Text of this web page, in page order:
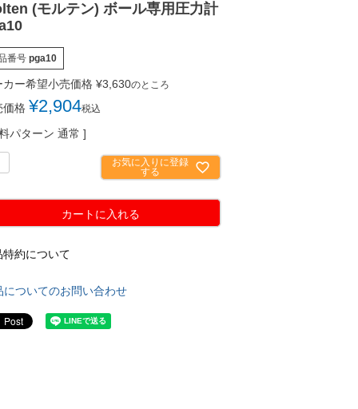
(モルテン) ボール専用圧力計
番号 pga10
カー希望小売価格 ¥3,630のところ
価格 ¥2,904税込
パターン 通常
お気に入りに登録
する
カートに入れる
特約について
についてのお問い合わせ